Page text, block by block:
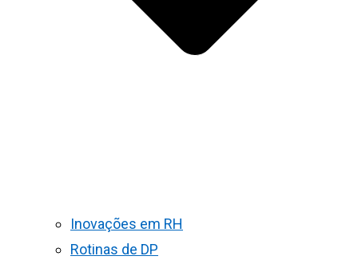
Inovações em RH
Rotinas de DP